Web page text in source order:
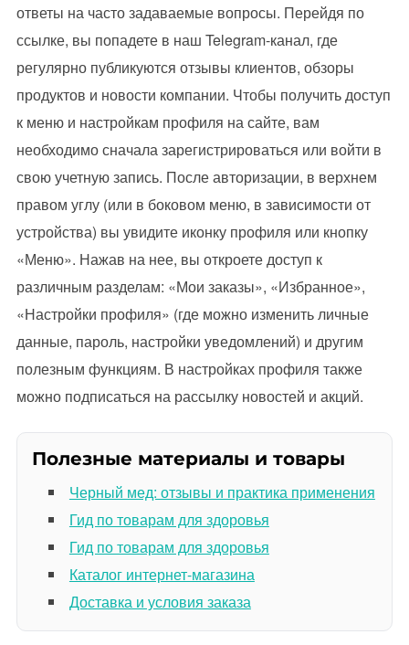
ответы на часто задаваемые вопросы. Перейдя по
ссылке, вы попадете в наш Telegram-канал, где
регулярно публикуются отзывы клиентов, обзоры
продуктов и новости компании. Чтобы получить доступ
к меню и настройкам профиля на сайте, вам
необходимо сначала зарегистрироваться или войти в
свою учетную запись. После авторизации, в верхнем
правом углу (или в боковом меню, в зависимости от
устройства) вы увидите иконку профиля или кнопку
«Меню». Нажав на нее, вы откроете доступ к
различным разделам: «Мои заказы», «Избранное»,
«Настройки профиля» (где можно изменить личные
данные, пароль, настройки уведомлений) и другим
полезным функциям. В настройках профиля также
можно подписаться на рассылку новостей и акций.
Полезные материалы и товары
Черный мед: отзывы и практика применения
Гид по товарам для здоровья
Гид по товарам для здоровья
Каталог интернет-магазина
Доставка и условия заказа